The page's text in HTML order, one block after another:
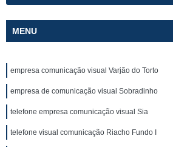
MENU
empresa comunicação visual Varjão do Torto
empresa de comunicação visual Sobradinho
telefone empresa comunicação visual Sia
telefone visual comunicação Riacho Fundo I